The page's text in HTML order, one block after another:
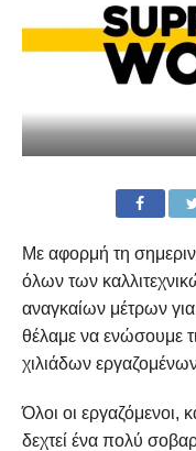
Με αφορμή τη
όλων των
αναγκαίων μέτρων
θέλαμε να ενώσουμε
χιλιάδων εργαζομένων
Όλοι οι εργαζόμενοι,
δεχτεί ένα πολύ